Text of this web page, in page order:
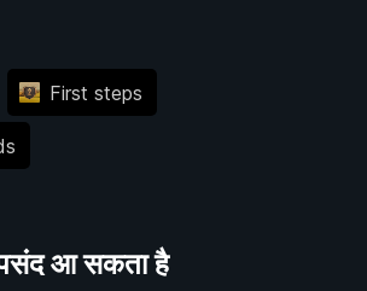
First steps
आ सकता है